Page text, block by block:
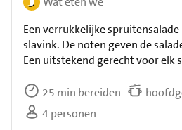
Een verrukkelijke
slavink. De noten geven de
Een uitstekend gerecht voor elk
25 min bereiden
4 personen